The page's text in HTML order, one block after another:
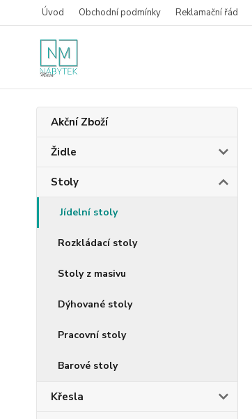
Úvod Obchodní podmínky Reklamační řád
Akční Zboží
Židle
Stoly
Jídelní stoly
Rozkládací stoly
Stoly z masivu
Dýhované stoly
Pracovní stoly
Barové stoly
Křesla